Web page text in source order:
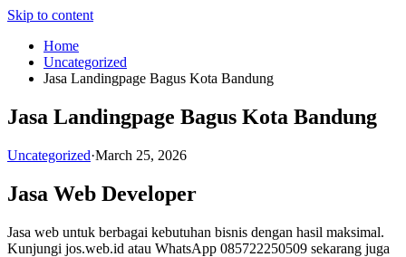
Skip to content
Home
Uncategorized
Jasa Landingpage Bagus Kota Bandung
Jasa Landingpage Bagus Kota Bandung
Uncategorized·March 25, 2026
Jasa Web Developer
Jasa web untuk berbagai kebutuhan bisnis dengan hasil maksimal.
Kunjungi jos.web.id atau WhatsApp 085722250509 sekarang juga